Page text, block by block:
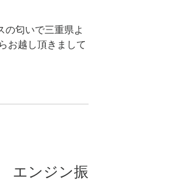
の匂いで三重県よ
お越し頂きまして
エンジン振